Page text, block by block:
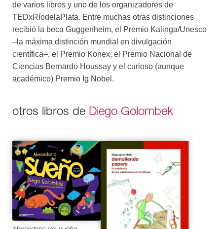
de varios libros y uno de los organizadores de
TEDxRíodelaPlata. Entre muchas otras distinciones
recibió la beca Guggenheim, el Premio Kalinga/Unesco
–la máxima distinción mundial en divulgación
científica–, el Premio Konex, el Premio Nacional de
Ciencias Bernardo Houssay y el curioso (aunque
académico) Premio Ig Nobel.
otros libros de Diego Golombek